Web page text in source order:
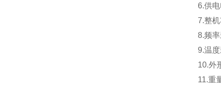
6.供
7.整
8.频
9.温
10.外
11.重